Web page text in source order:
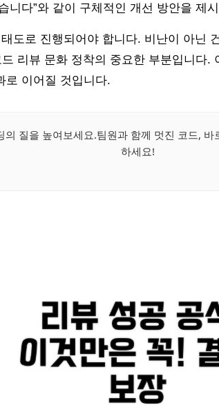
니다”와 같이 구체적인 개선 방안을 제
도로 진행되어야 합니다. 비난이 아닌
리뷰 문화 정착의 중요한 부분입니다.
로 이어질 것입니다.
의 질을 높여보세요.팀원과 함께 멋진 코드,
하세요!